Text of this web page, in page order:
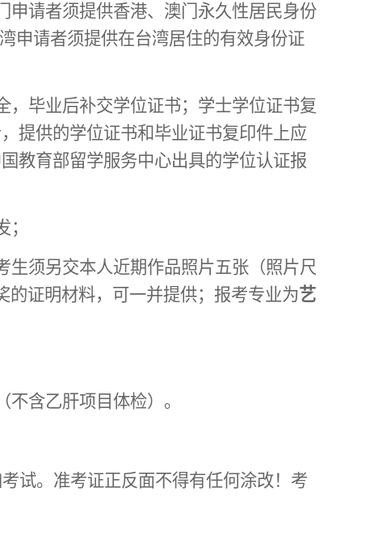
申请者须提供香港、澳门永久性居民身份
申请者须提供在台湾居住的有效身份证
，毕业后补交学位证书；学士学位证书复
提供的学位证书和毕业证书复印件上应
教育部留学服务中心出具的学位认证报
生须另交本人近期作品照片五张（照片尺
的证明材料，可一并提供；报考专业为艺
含乙肝项目体检） 。
试。准考证正反面不得有任何涂改！考